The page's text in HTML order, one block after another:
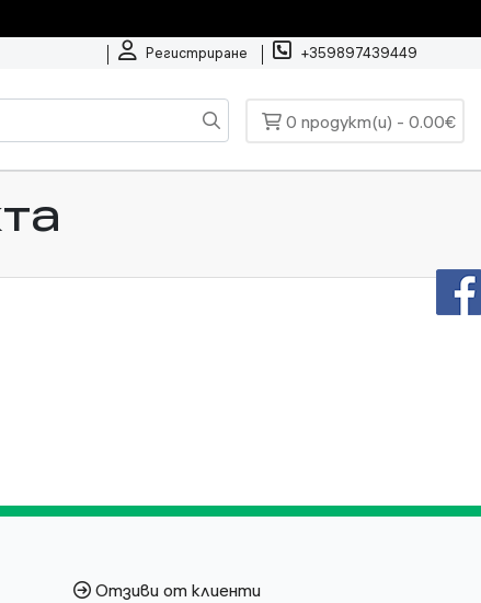
Регистриране +359897439449
0 продукт(и) - 0.00€
Отзиви от клиенти